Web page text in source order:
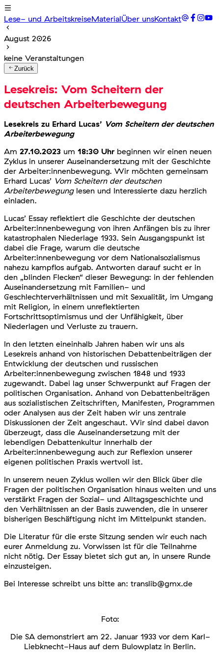
Lese- und ArbeitskreiseMaterialÜber unsKontakt
August 2026
keine Veranstaltungen
Zurück
Lesekreis: Vom Scheitern der
deutschen Arbeiterbewegung
Lesekreis zu Erhard Lucas’ Vom Scheitern der deutschen
Arbeiterbewegung
Am 27.10.2023 um 18:30 Uhr beginnen wir einen neuen
Zyklus in unserer Auseinandersetzung mit der Geschichte
der Arbeiter:innenbewegung. Wir möchten gemeinsam
Erhard Lucas’ Vom Scheitern der deutschen
Arbeiterbewegung lesen und Interessierte dazu herzlich
einladen.
Lucas’ Essay reflektiert die Geschichte der deutschen
Arbeiter:innenbewegung von ihren Anfängen bis zu ihrer
katastrophalen Niederlage 1933. Sein Ausgangspunkt ist
dabei die Frage, warum die deutsche
Arbeiter:innenbewegung vor dem Nationalsozialismus
nahezu kampflos aufgab. Antworten darauf sucht er in
den „blinden Flecken“ dieser Bewegung: in der fehlenden
Auseinandersetzung mit Familien- und
Geschlechterverhältnissen und mit Sexualität, im Umgang
mit Religion, in einem unreflektierten
Fortschrittsoptimismus und der Unfähigkeit, über
Niederlagen und Verluste zu trauern.
In den letzten eineinhalb Jahren haben wir uns als
Lesekreis anhand von historischen Debattenbeiträgen der
Entwicklung der deutschen und russischen
Arbeiter:innenbewegung zwischen 1848 und 1933
zugewandt. Dabei lag unser Schwerpunkt auf Fragen der
politischen Organisation. Anhand von Debattenbeiträgen
aus sozialistischen Zeitschriften, Manifesten, Programmen
oder Analysen aus der Zeit haben wir uns zentrale
Diskussionen der Zeit angeschaut. Wir sind dabei davon
überzeugt, dass die Auseinandersetzung mit der
lebendigen Debattenkultur innerhalb der
Arbeiter:innenbewegung auch zur Reflexion unserer
eigenen politischen Praxis wertvoll ist.
In unserem neuen Zyklus wollen wir den Blick über die
Fragen der politischen Organisation hinaus weiten und uns
verstärkt Fragen der Sozial- und Alltagsgeschichte und
den Verhältnissen an der Basis zuwenden, die in unserer
bisherigen Beschäftigung nicht im Mittelpunkt standen.
Die Literatur für die erste Sitzung senden wir euch nach
eurer Anmeldung zu. Vorwissen ist für die Teilnahme
nicht nötig. Der Essay bietet sich gut an, in unsere Runde
einzusteigen.
Bei Interesse schreibt uns bitte an: translib@gmx.de
Foto:
Die SA demonstriert am 22. Januar 1933 vor dem Karl-
Liebknecht-Haus auf dem Bulowplatz in Berlin.